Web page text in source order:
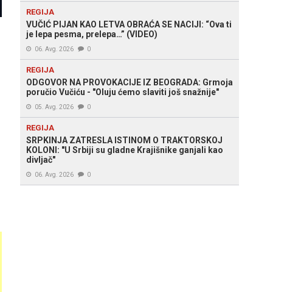
REGIJA
VUČIĆ PIJAN KAO LETVA OBRAĆA SE NACIJI: “Ova ti
je lepa pesma, prelepa…” (VIDEO)
06. Avg. 2026 0
REGIJA
ODGOVOR NA PROVOKACIJE IZ BEOGRADA: Grmoja
poručio Vučiću - "Oluju ćemo slaviti još snažnije"
05. Avg. 2026 0
REGIJA
SRPKINJA ZATRESLA ISTINOM O TRAKTORSKOJ
KOLONI: "U Srbiji su gladne Krajišnike ganjali kao
divljač"
06. Avg. 2026 0